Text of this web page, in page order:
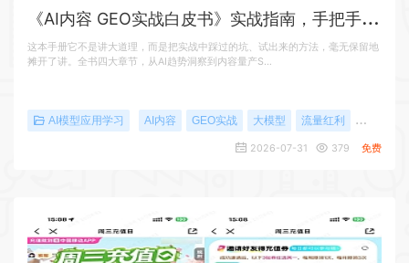
《
AI内容 GEO实战白皮书》实战指南，手把手教你用AI内容+GEO抢占大模型流量红利
这本手册它不是讲大道理，而是把实战中踩过的坑、试出来的方法，毫无保留地
摊开了讲。全书四大章节，从AI趋势洞察到内容量产S…
AI模型应用学习 AI内容 GEO实战 大模型 流量红利 白皮书
2026-07-31 379 免费